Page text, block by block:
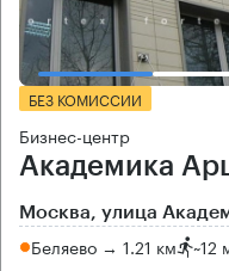
БЕЗ КОМИССИИ
Бизнес-центр
Академика
Москва, улица
Беляево → 1.21 км ~12